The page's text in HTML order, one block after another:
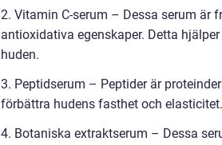
2. Vitamin C-serum – Dessa serum är
antioxidativa egenskaper. Detta
huden.
3. Peptidserum – Peptider är
förbättra hudens fasthet och
4. Botaniska extraktserum – Dessa